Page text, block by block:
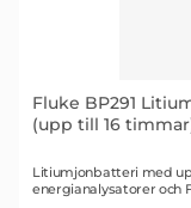
Fluke BP291
(upp till 16
Art. nr 1490
Litiumjonbatteri med
energianalysatorer och